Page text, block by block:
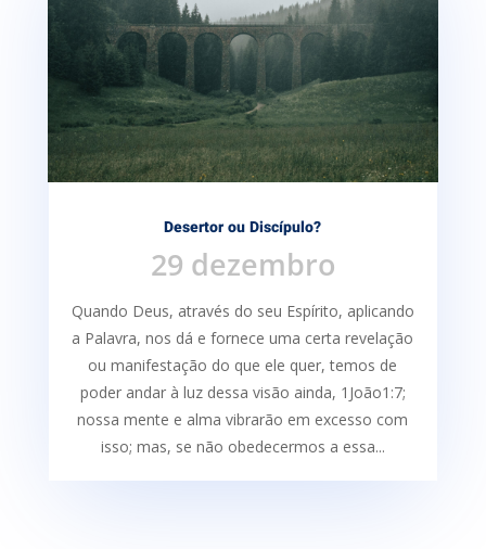
Desertor ou Discípulo?
29 dezembro
Quando Deus, através do seu Espírito, aplicando
a Palavra, nos dá e fornece uma certa re­velação
ou manifestação do que ele quer, temos de
poder andar à luz dessa visão ainda, 1João1:7;
nossa mente e alma vibrarão em excesso com
isso; mas, se não obedecermos a essa...